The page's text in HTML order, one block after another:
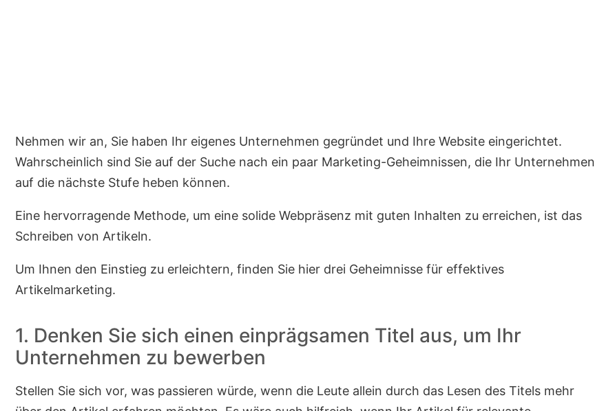
Nehmen wir an, Sie haben Ihr eigenes Unternehmen gegründet und Ihre Website eingerichtet.
Wahrscheinlich sind Sie auf der Suche nach ein paar Marketing-Geheimnissen, die Ihr Unternehmen
auf die nächste Stufe heben können.
Eine hervorragende Methode, um eine solide Webpräsenz mit guten Inhalten zu erreichen, ist das
Schreiben von Artikeln.
Um Ihnen den Einstieg zu erleichtern, finden Sie hier drei Geheimnisse für effektives
Artikelmarketing.
1. Denken Sie sich einen einprägsamen Titel aus, um Ihr
Unternehmen zu bewerben
Stellen Sie sich vor, was passieren würde, wenn die Leute allein durch das Lesen des Titels mehr